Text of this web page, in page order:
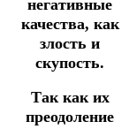
негативные
качества, как
злость и
скупость.
Так как их
преодоление